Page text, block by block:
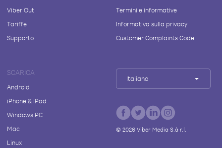
Viber Out
Tariffe
Supporto
Termini e informative
Informativa sulla privacy
Customer Complaints Code
SCARICA
Android
iPhone & iPad
Windows PC
Mac
Linux
Italiano
© 2026Viber Media S.à r.l.